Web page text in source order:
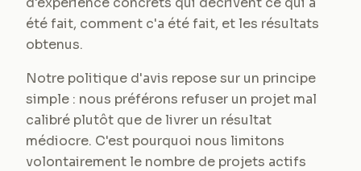
été fait, comment c'a été fait, et les résultats
obtenus.
Notre politique d'avis repose sur un principe
simple : nous préférons refuser un projet mal
calibré plutôt que de livrer un résultat
médiocre. C'est pourquoi nous limitons
volontairement le nombre de projets actifs